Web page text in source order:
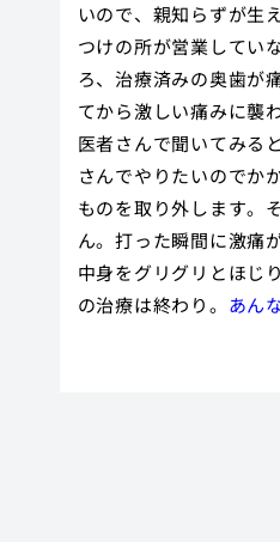
いので、親知らずが生
つけの所が営業してい
ろ、治療済みの奥歯が
てから激しい痛みに襲
医者さんで聞いてみる
さんでやりたいのでか
ものを取り外します。
ん。打った瞬間に激痛
中身をグリグリとほじ
の治療は終わり。 あん